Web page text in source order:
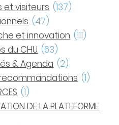
et visiteurs (137)
(47)
et innovation (111)
du CHU (63)
& Agenda (2)
(1)
(1)
DE LA PLATEFORME